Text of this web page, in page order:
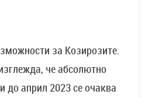
за Козирозите.
че абсолютно
до април 2023 се очаква